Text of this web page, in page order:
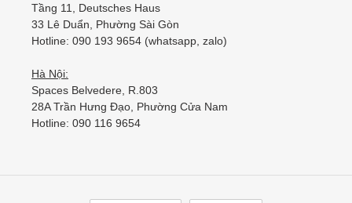
Tầng 11, Deutsches Haus
33 Lê Duẩn, Phường Sài Gòn
Hotline: 090 193 9654 (whatsapp, zalo)
Hà Nội:
Spaces Belvedere, R.803
28A Trần Hưng Đạo, Phường Cửa Nam
Hotline: 090 116 9654